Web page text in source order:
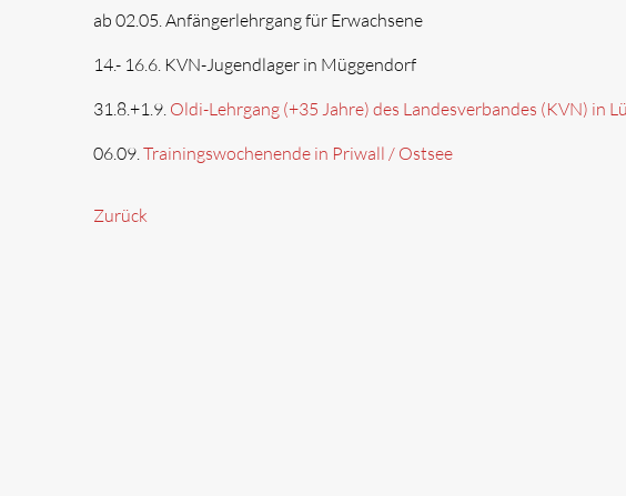
ab 02.05. Anfängerlehrgang für Erwachsene
14.- 16.6. KVN-Jugendlager in Müggendorf
31.8.+1.9. Oldi-Lehrgang (+35 Jahre) des Landesverbandes (KVN) in
06.09.Trainingswochenende in Priwall / Ostsee
Zurück